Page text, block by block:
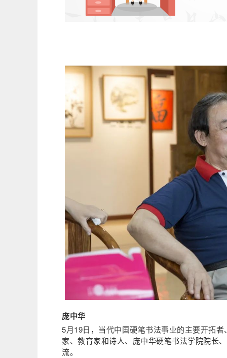
庞中华
5月19日，当代中国硬笔书法事业的主要开拓
家、教育家和诗人、庞中华硬笔书法学院院长
流。